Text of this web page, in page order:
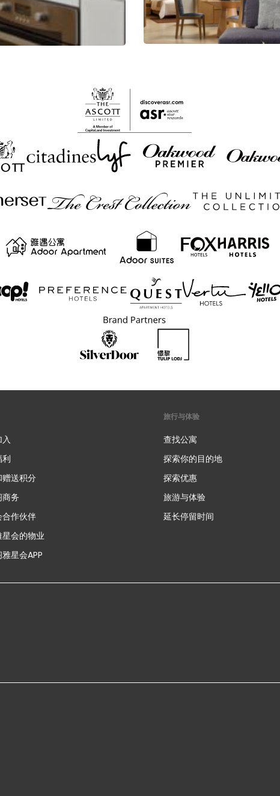
送积分
务
作伙伴
会的物业
星会APP
旅行与体验
查找公寓
探索你的目的地
探索优惠
旅游与体验
延长停留时间